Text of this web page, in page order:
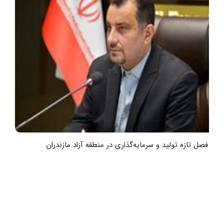
آغاز فصل تازه تولید و سرمایه‌گذاری در منطقه آزاد مازندران